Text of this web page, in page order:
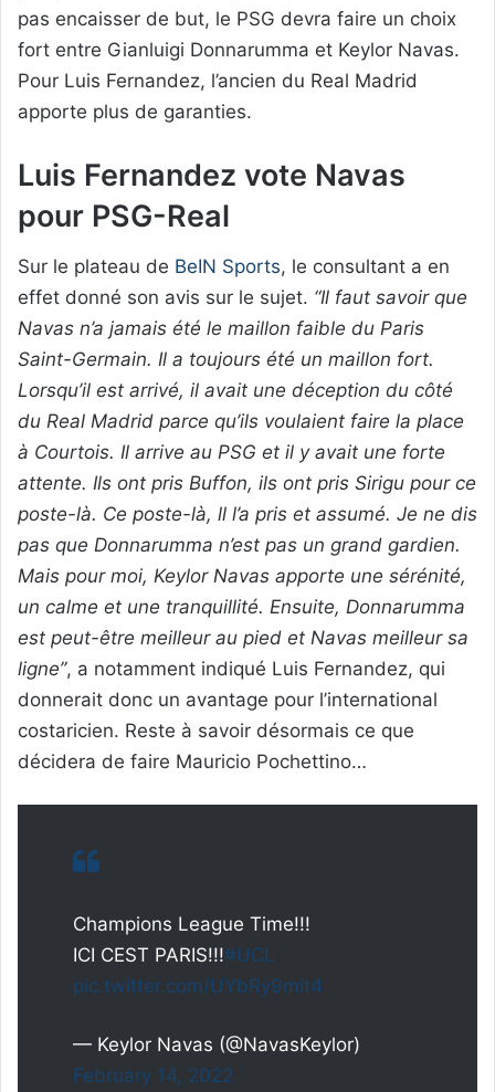
pas encaisser de but, le PSG devra faire un choix
fort entre Gianluigi Donnarumma et Keylor Navas.
Pour Luis Fernandez, l’ancien du Real Madrid
apporte plus de garanties.
Luis Fernandez vote Navas
pour PSG-Real
Sur le plateau de BeIN Sports, le consultant a en
effet donné son avis sur le sujet. “Il faut savoir que
Navas n’a jamais été le maillon faible du Paris
Saint-Germain. Il a toujours été un maillon fort.
Lorsqu’il est arrivé, il avait une déception du côté
du Real Madrid parce qu’ils voulaient faire la place
à Courtois. Il arrive au PSG et il y avait une forte
attente. Ils ont pris Buffon, ils ont pris Sirigu pour ce
poste-là. Ce poste-là, ll l’a pris et assumé. Je ne dis
pas que Donnarumma n’est pas un grand gardien.
Mais pour moi, Keylor Navas apporte une sérénité,
un calme et une tranquillité. Ensuite, Donnarumma
est peut-être meilleur au pied et Navas meilleur sa
ligne”, a notamment indiqué Luis Fernandez, qui
donnerait donc un avantage pour l’international
costaricien. Reste à savoir désormais ce que
décidera de faire Mauricio Pochettino…
Champions League Time!!!
ICI CEST PARIS!!!#UCL
pic.twitter.com/UYbRy9mit4
— Keylor Navas (@NavasKeylor)
February 14, 2022